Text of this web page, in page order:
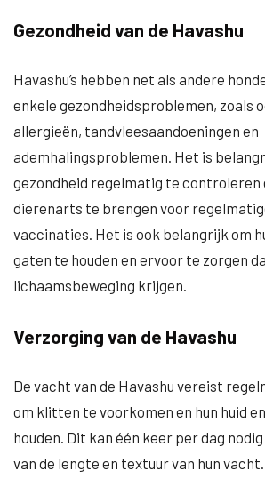
Gezondheid van de Havashu
Havashu’s hebben net als andere
enkele gezondheidsproblemen, zoals
allergieën, tandvleesaandoeningen en
ademhalingsproblemen. Het is
gezondheid regelmatig te controleren
dierenarts te brengen voor
vaccinaties. Het is ook belangrijk om
gaten te houden en ervoor te zorgen
lichaamsbeweging krijgen.
Verzorging van de Havashu
De vacht van de Havashu vereist
om klitten te voorkomen en hun huid
houden. Dit kan één keer per dag
van de lengte en textuur van hun